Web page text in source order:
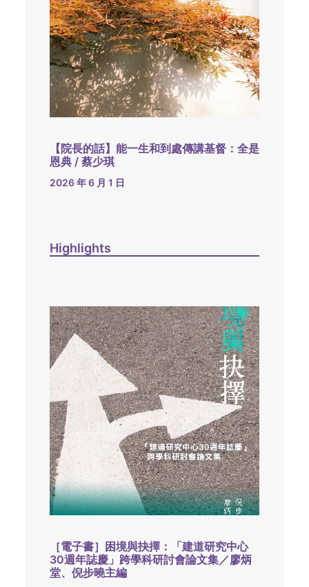
【院長的話】能一生和到處傳講基督：全是
恩典 / 蔡少琪
2026 年 6 月 1 日
Highlights
［電子書］困境與抉擇：「建道研究中心
30週年誌慶」跨學科研討會論文集／廖炳
堂、倪步曉主編